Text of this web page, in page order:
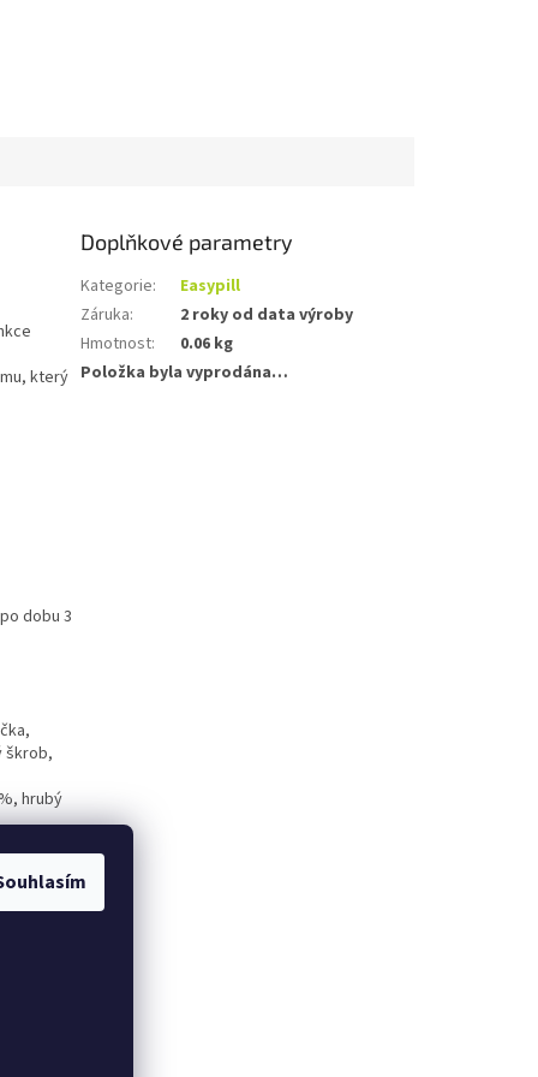
který
dobu 3
škrob,
hrubý
Doplňkové parametry
Kategorie:
Easypill
Záruka:
2 roky od data výroby
Hmotnost:
0.06 kg
Položka byla vyprodána…